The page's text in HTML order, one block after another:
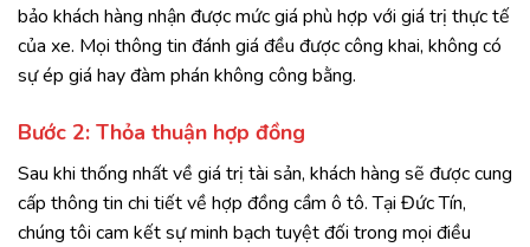
bảo khách hàng nhận được mức giá phù hợp với giá trị thực tế
của xe. Mọi thông tin đánh giá đều được công khai, không có
sự ép giá hay đàm phán không công bằng.
Bước 2: Thỏa thuận hợp đồng
Sau khi thống nhất về giá trị tài sản, khách hàng sẽ được cung
cấp thông tin chi tiết về hợp đồng cầm ô tô. Tại Đức Tín,
chúng tôi cam kết sự minh bạch tuyệt đối trong mọi điều